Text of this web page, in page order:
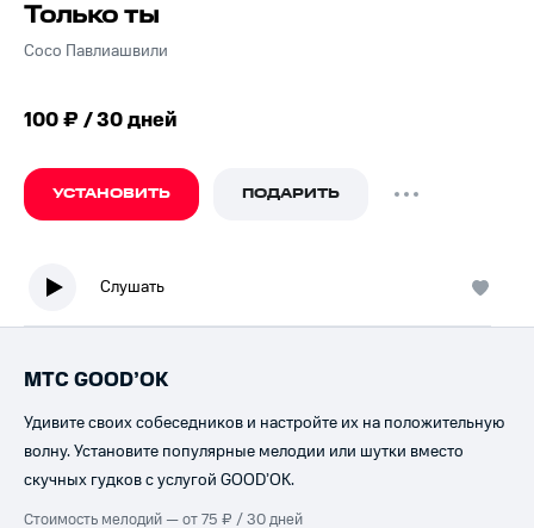
Только ты
Сосо Павлиашвили
100 ₽ / 30 дней
УСТАНОВИТЬ ПОДАРИТЬ
Слушать
МТС GOOD’OK
Удивите своих собеседников и настройте их на положительную
волну. Установите популярные мелодии или шутки вместо
скучных гудков с услугой GOOD’OK.
Стоимость мелодий — от 75 ₽ / 30 дней